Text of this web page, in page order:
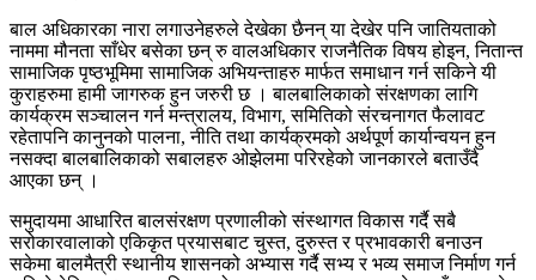
बाल अधिकारका नारा लगाउनेहरुले देखेका छैनन् या देखेर पनि जातियताको
नाममा मौनता साँधेर बसेका छन् रु वालअधिकार राजनैतिक विषय होइन, नितान्त
सामाजिक पृष्ठभूमिमा सामाजिक अभियन्ताहरु मार्फत समाधान गर्न सकिने यी
कुराहरुमा हामी जागरुक हुन जरुरी छ । बालबालिकाको संरक्षणका लागि
कार्यक्रम सञ्चालन गर्न मन्त्रालय, विभाग, समितिको संरचनागत फैलावट
रहेतापनि कानुनको पालना, नीति तथा कार्यक्रमको अर्थपूर्ण कार्यान्वयन हुन
नसक्दा बालबालिकाको सबालहरु ओझेलमा परिरहेको जानकारले बताउँदै
आएका छन् ।
समुदायमा आधारित बालसंरक्षण प्रणालीको संस्थागत विकास गर्दै सबै
सरोकारवालाको एकिकृत प्रयासबाट चुस्त, दुरुस्त र प्रभावकारी बनाउन
सकेमा बालमैत्री स्थानीय शासनको अभ्यास गर्दै सभ्य र भव्य समाज निर्माण गर्न